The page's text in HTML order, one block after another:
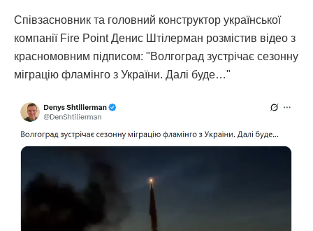
Співзасновник та головний конструктор української
компанії Fire Point Денис Штілерман розмістив відео з
красномовним підписом: "Волгоград зустрічає сезонну
міграцію фламінго з України. Далі буде…"